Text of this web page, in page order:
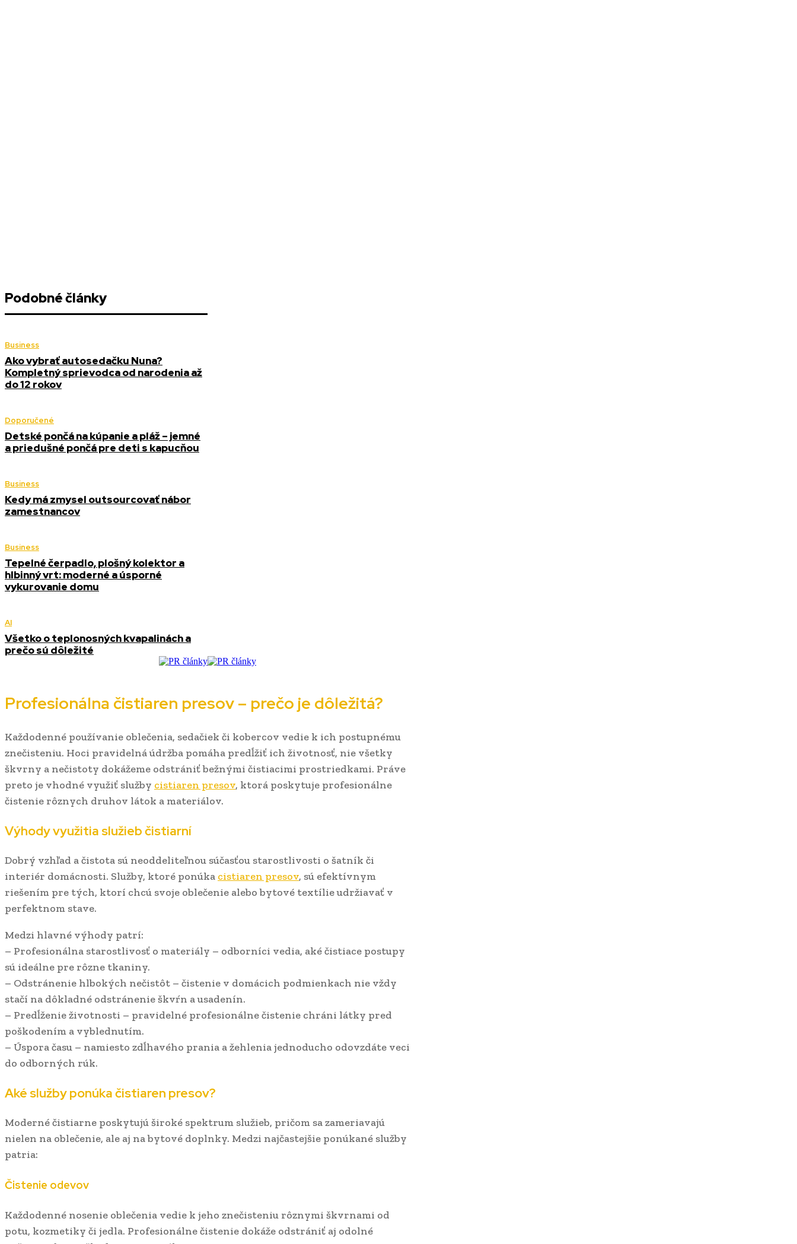
Podobné články
Business
Ako vybrať autosedačku Nuna?
Kompletný sprievodca od narodenia až
do 12 rokov
Doporučené
Detské pončá na kúpanie a pláž – jemné
a priedušné pončá pre deti s kapucňou
Business
Kedy má zmysel outsourcovať nábor
zamestnancov
Business
Tepelné čerpadlo, plošný kolektor a
hlbinný vrt: moderné a úsporné
vykurovanie domu
AI
Všetko o teplonosných kvapalinách a
prečo sú dôležité
Profesionálna čistiaren presov – prečo je dôležitá?
Každodenné používanie oblečenia, sedačiek či kobercov vedie k ich postupnému
znečisteniu. Hoci pravidelná údržba pomáha predĺžiť ich životnosť, nie všetky
škvrny a nečistoty dokážeme odstrániť bežnými čistiacimi prostriedkami. Práve
preto je vhodné využiť služby cistiaren presov, ktorá poskytuje profesionálne
čistenie rôznych druhov látok a materiálov.
Výhody využitia služieb čistiarní
Dobrý vzhľad a čistota sú neoddeliteľnou súčasťou starostlivosti o šatník či
interiér domácnosti. Služby, ktoré ponúka cistiaren presov, sú efektívnym
riešením pre tých, ktorí chcú svoje oblečenie alebo bytové textílie udržiavať v
perfektnom stave.
Medzi hlavné výhody patrí:
– Profesionálna starostlivosť o materiály – odborníci vedia, aké čistiace postupy
sú ideálne pre rôzne tkaniny.
– Odstránenie hlbokých nečistôt – čistenie v domácich podmienkach nie vždy
stačí na dôkladné odstránenie škvŕn a usadenín.
– Predĺženie životnosti – pravidelné profesionálne čistenie chráni látky pred
poškodením a vyblednutím.
– Úspora času – namiesto zdĺhavého prania a žehlenia jednoducho odovzdáte veci
do odborných rúk.
Aké služby ponúka čistiaren presov?
Moderné čistiarne poskytujú široké spektrum služieb, pričom sa zameriavajú
nielen na oblečenie, ale aj na bytové doplnky. Medzi najčastejšie ponúkané služby
patria:
Čistenie odevov
Každodenné nosenie oblečenia vedie k jeho znečisteniu rôznymi škvrnami od
potu, kozmetiky či jedla. Profesionálne čistenie dokáže odstrániť aj odolné